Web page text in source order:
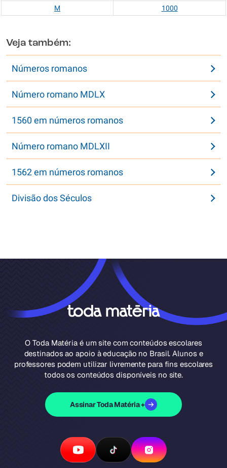
M
1000
Veja também:
Números romanos
Número romano MDLX
1560 em números romanos
Número romano MDLXII
1562 em números romanos
Divisão dos Séculos
O Toda Matéria é um site com conteúdos escolares
destinados ao apoio à educação no Brasil. Alunos e
professores podem utilizar livremente para fins escolares
todos os conteúdos disponíveis no site.
Assinar Toda Matéria +